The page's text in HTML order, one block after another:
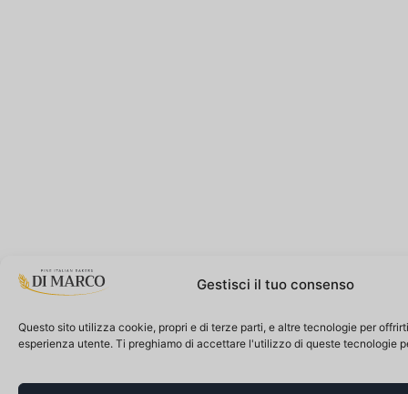
Gestisci il tuo consenso
Questo sito utilizza cookie, propri e di terze parti, e altre tecnologie per
esperienza utente. Ti preghiamo di accettare l'utilizzo di queste tecnologie